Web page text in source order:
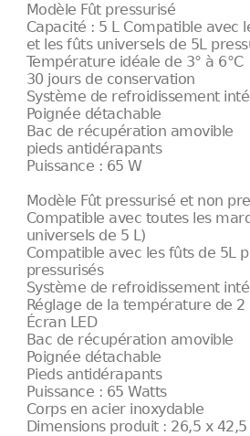
Modèle Fût pressurisé
Capacité : 5 L Compatible avec
et les fûts universels de 5L
Température idéale de 3° à 6°C
30 jours de conservation
Système de refroidissement
Poignée détachable
Bac de récupération amovible
pieds antidérapants
Puissance : 65 W
Modèle Fût pressurisé et non
Compatible avec toutes les
universels de 5 L)
Compatible avec les fûts de 5L
pressurisés
Système de refroidissement
Réglage de la température de 2
Écran LED
Bac de récupération amovible
Poignée détachable
Pieds antidérapants
Puissance : 65 Watts
Corps en acier inoxydable
Dimensions produit : 26,5 x